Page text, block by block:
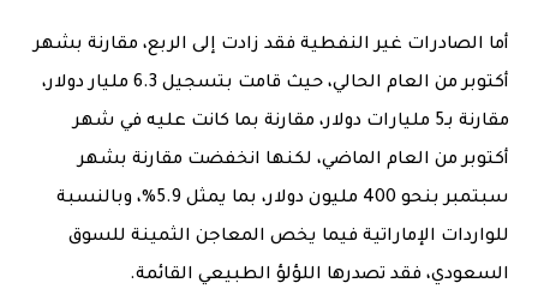
أما الصادرات غير النفطية فقد زادت إلى الربع، مقارنة بشهر
أكتوبر من العام الحالي، حيث قامت بتسجيل 6.3 مليار دولار،
مقارنة بـ5 مليارات دولار، مقارنة بما كانت عليه في شهر
أكتوبر من العام الماضي، لكنها انخفضت مقارنة بشهر
سبتمبر بنحو 400 مليون دولار، بما يمثل 5.9%، وبالنسبة
للواردات الإماراتية فيما يخص المعاجن الثمينة للسوق
السعودي، فقد تصدرها اللؤلؤ الطبيعي القائمة.